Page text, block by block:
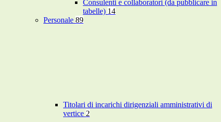
Consulenti e collaboratori (da pubblicare in
tabelle) 14
Personale 89
Titolari di incarichi dirigenziali amministrativi di
vertice 2